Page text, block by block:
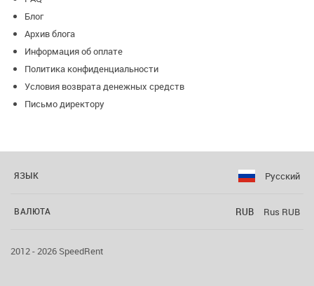
Блог
Архив блога
Информация об оплате
Политика конфиденциальности
Условия возврата денежных средств
Письмо директору
ЯЗЫК Русский
ВАЛЮТА RUB Rus RUB
2012 - 2026 SpeedRent